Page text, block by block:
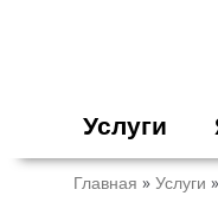
Услуги
Главная » Услуги »